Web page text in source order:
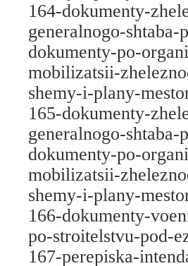
164-dokumenty-
generalnogo-
dokumenty-po-
mobilizatsii-
shemy-i-plany-
165-dokumenty-
generalnogo-
dokumenty-po-
mobilizatsii-
shemy-i-plany-
166-dokumenty-
po-stroitelstvu-pod-
167-perepiska-